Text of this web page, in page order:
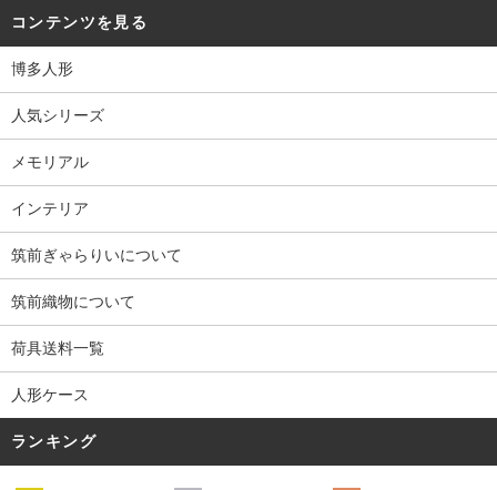
コンテンツを見る
博多人形
人気シリーズ
メモリアル
インテリア
筑前ぎゃらりいについて
筑前織物について
荷具送料一覧
人形ケース
ランキング